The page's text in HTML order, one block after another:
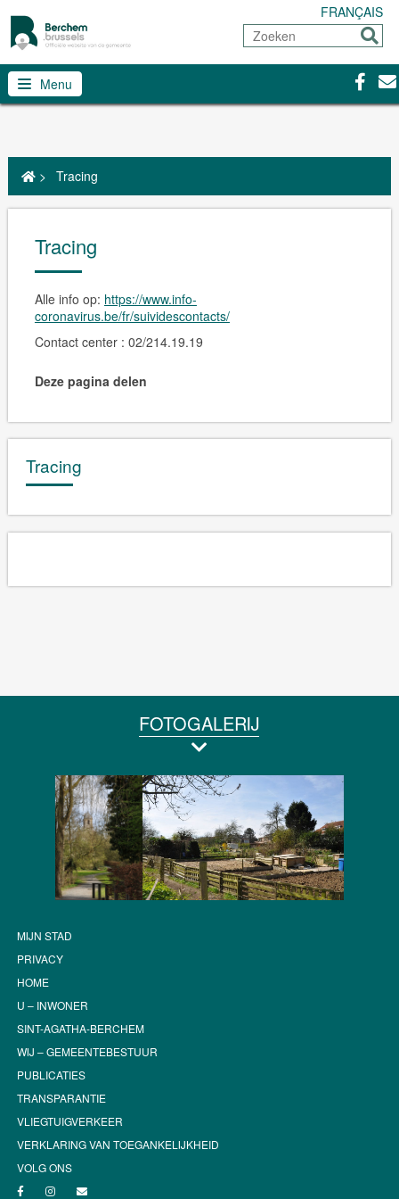
FRANÇAIS
Zoeken
Sturen
Menu
> Tracing
Tracing
Alle info op: https://www.info-
coronavirus.be/fr/suividescontacts/
Contact center : 02/214.19.19
Deze pagina delen
Tracing
FOTOGALERIJ
MIJN STAD
PRIVACY
HOME
U – INWONER
SINT-AGATHA-BERCHEM
WIJ – GEMEENTEBESTUUR
PUBLICATIES
TRANSPARANTIE
VLIEGTUIGVERKEER
VERKLARING VAN TOEGANKELIJKHEID
VOLG ONS